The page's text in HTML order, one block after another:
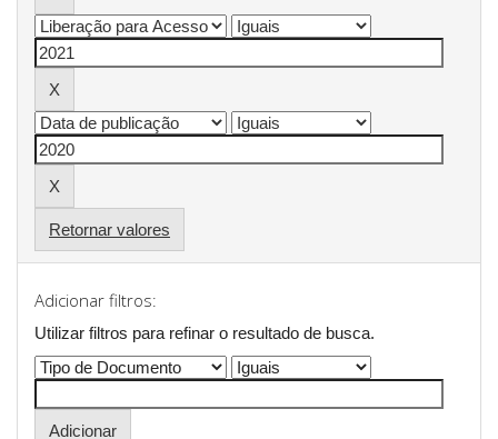
Retornar valores
Adicionar filtros:
Utilizar filtros para refinar o resultado de busca.